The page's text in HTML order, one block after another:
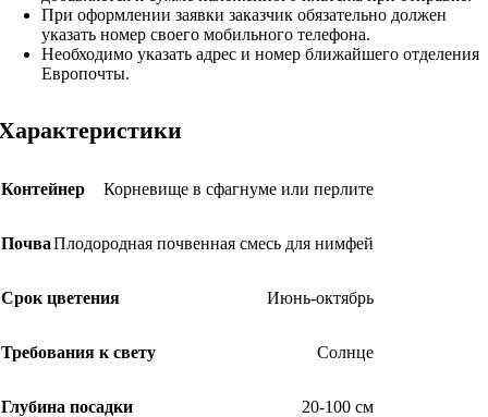
При оформлении заявки заказчик обязательно должен
указать номер своего мобильного телефона.
Необходимо указать адрес и номер ближайшего отделения
Европочты.
Контейнер Корневище в сфагнуме или перлите
ПочваПлодородная почвенная смесь для нимфей
Срок цветения Июнь-октябрь
Требования к свету Солнце
Глубина посадки 20-100 см